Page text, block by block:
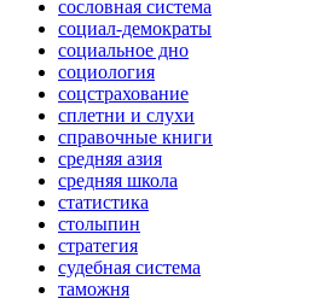
сословная система
социал-демократы
социальное дно
социология
соцстрахование
сплетни и слухи
справочные книги
средняя азия
средняя школа
статистика
столыпин
стратегия
судебная система
таможня